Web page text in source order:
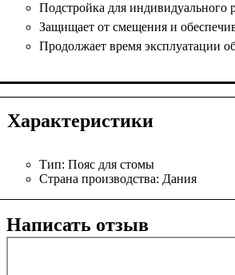
Подстройка для индивидуального
Защищает от смещения и
Продолжает время эксплуатации
Характеристики
Тип: Пояс для стомы
Страна производства: Дания
Написать отзыв